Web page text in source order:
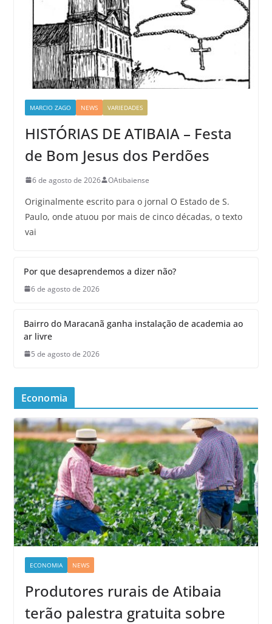
MARCIO ZAGO NEWS VARIEDADES
HISTÓRIAS DE ATIBAIA – Festa
de Bom Jesus dos Perdões
6 de agosto de 2026 OAtibaiense
Originalmente escrito para o jornal O Estado de S.
Paulo, onde atuou por mais de cinco décadas, o texto
vai
Por que desaprendemos a dizer não?
6 de agosto de 2026
Bairro do Maracanã ganha instalação de academia ao
ar livre
5 de agosto de 2026
Economia
ECONOMIA NEWS
Produtores rurais de Atibaia
terão palestra gratuita sobre